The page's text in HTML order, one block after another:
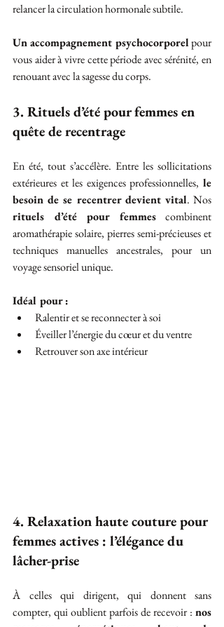
relancer la circulation hormonale subtile.
Un accompagnement psychocorporel pour
vous aider à vivre cette période avec sérénité, en
renouant avec la sagesse du corps.
3. Rituels d’été pour femmes en
quête de recentrage
En été, tout s’accélère. Entre les sollicitations
extérieures et les exigences professionnelles, le
besoin de se recentrer devient vital
rituels d’été pour femmes combinent
aromathérapie solaire, pierres semi-précieuses et
techniques manuelles ancestrales, pour un
voyage sensoriel unique.
Idéal pour :
Ralentir et se reconnecter à soi
Éveiller l’énergie du cœur et du ventre
Retrouver son axe intérieur
4. Relaxation haute couture pour
femmes actives : l’élégance du
lâcher-prise
À celles qui dirigent, qui donnent sans
compter, qui oublient parfois de recevoir : nos